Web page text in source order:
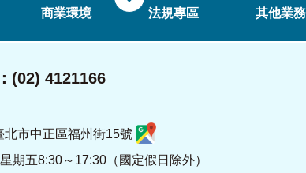
商業環境 法規專區 其他業務
(02) 4121166
北市中正區福州街15號
期五8:30～17:30（國定假日除外）